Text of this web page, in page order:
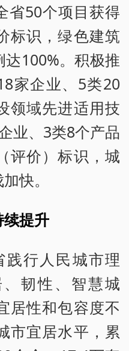
省50个项目获得
标识，绿色建筑
100%。积极推
家企业、5类20
领域先进适用技
业、3类8个产品
评价）标识，城
快。
提升
行人民城市理
韧性、智慧城
居性和包容度不
市宜居水平，累